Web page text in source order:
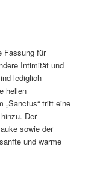
Fassung für
Intimität und
lediglich
hellen
„Sanctus“ tritt eine
Der
sowie der
und warme